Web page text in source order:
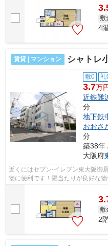
敷
4
賃貸 | マンション シャトレ
敷0 礼
3.7万
近鉄難
分
地下鉄
おおさ
分
築38年
大阪府
近くにはセブン-イレブン東大阪御
物に便利です！陽当たりが良好な
敷
2